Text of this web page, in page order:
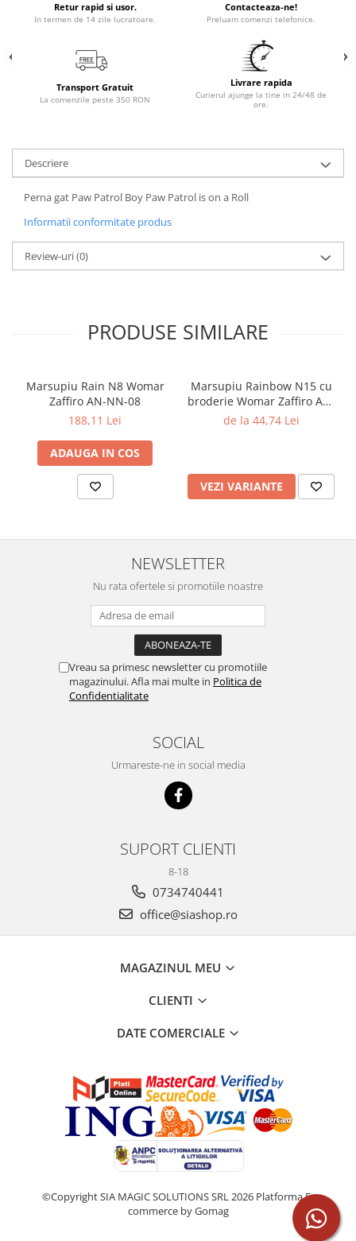
Retur rapid si usor.
In termen de 14 zile lucratoare.
Contacteaza-ne!
Preluam comenzi telefonice.
Transport Gratuit
La comenzile peste 350 RON
Livrare rapida
Curierul ajunge la tine in 24/48 de
ore.
Descriere
Perna gat Paw Patrol Boy Paw Patrol is on a Roll
Informatii conformitate produs
Review-uri(0)
PRODUSE SIMILARE
Marsupiu Rain N8 Womar
Zaffiro AN-NN-08
188,11 Lei
ADAUGA IN COS
Marsupiu Rainbow N15 cu
broderie Womar Zaffiro AN-
NZ-15E
de la 44,74 Lei
VEZI VARIANTE
NEWSLETTER
Nu rata ofertele si promotiile noastre
Vreau sa primesc newsletter cu promotiile
magazinului. Afla mai multe in Politica de
Confidentialitate
SOCIAL
Urmareste-ne in social media
SUPORT CLIENTI
8-18
0734740441
office@siashop.ro
MAGAZINUL MEU
CLIENTI
DATE COMERCIALE
©Copyright SIA MAGIC SOLUTIONS SRL 2026 Platforma E-
commerce by Gomag